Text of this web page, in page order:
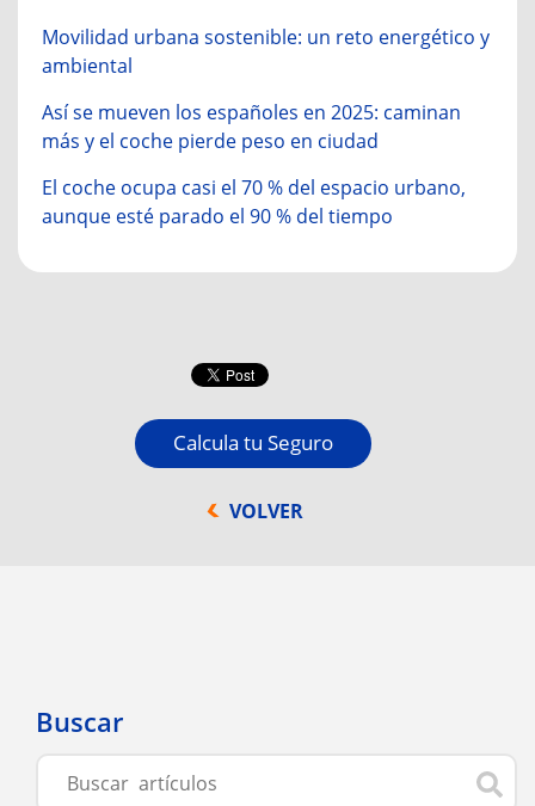
Movilidad urbana sostenible: un reto energético y
ambiental
Así se mueven los españoles en 2025: caminan
más y el coche pierde peso en ciudad
El coche ocupa casi el 70 % del espacio urbano,
aunque esté parado el 90 % del tiempo
Calcula tu Seguro
VOLVER
Buscar